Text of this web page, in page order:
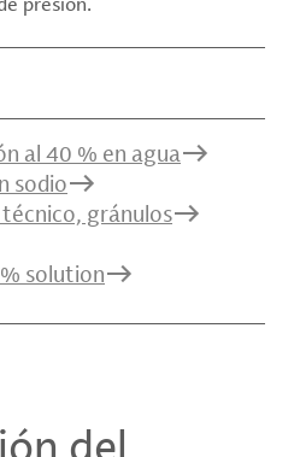
al 40 % en agua
sodio
gránulos
solution